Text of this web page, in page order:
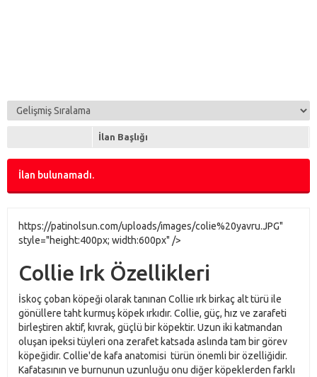
İlan Başlığı
İlan bulunamadı.
https://patinolsun.com/uploads/images/colie%20yavru.JPG"
style="height:400px; width:600px" />
Collie Irk Özellikleri
İskoç çoban köpeği olarak tanınan Collie ırk birkaç alt türü ile
gönüllere taht kurmuş köpek ırkıdır. Collie, güç, hız ve zarafeti
birleştiren aktif, kıvrak, güçlü bir köpektir. Uzun iki katmandan
oluşan ipeksi tüyleri ona zerafet katsada aslında tam bir görev
köpeğidir. Collie'de kafa anatomisi türün önemli bir özelliğidir.
Kafatasının ve burnunun uzunluğu onu diğer köpeklerden farklı